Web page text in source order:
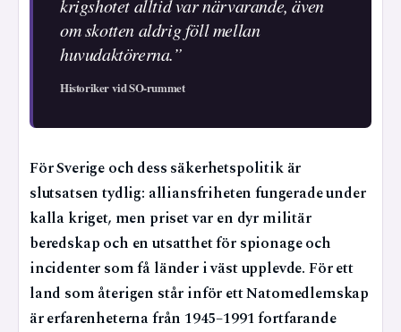
krigshotet alltid var närvarande, även
om skotten aldrig föll mellan
huvudaktörerna.”
Historiker vid SO-rummet
För Sverige och dess säkerhetspolitik är
slutsatsen tydlig: alliansfriheten fungerade under
kalla kriget, men priset var en dyr militär
beredskap och en utsatthet för spionage och
incidenter som få länder i väst upplevde. För ett
land som återigen står inför ett Natomedlemskap
är erfarenheterna från 1945–1991 fortfarande